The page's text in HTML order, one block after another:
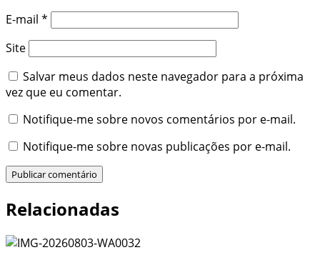
E-mail *
Site
Salvar meus dados neste navegador para a próxima
vez que eu comentar.
Notifique-me sobre novos comentários por e-mail.
Notifique-me sobre novas publicações por e-mail.
Relacionadas